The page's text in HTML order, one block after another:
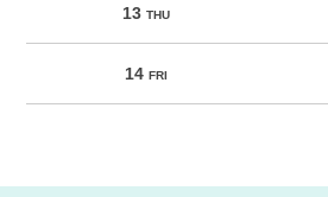
13 THU
14 FRI